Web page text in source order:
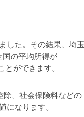
した。その結果、埼玉
の平均所得が
ができます。
、社会保険料などの
になります。